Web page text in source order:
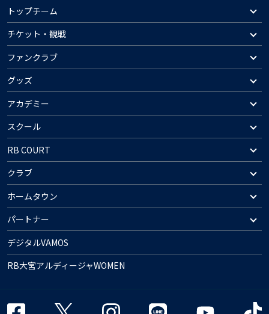
トップチーム
チケット・観戦
ファンクラブ
グッズ
アカデミー
スクール
RB COURT
クラブ
ホームタウン
パートナー
デジタルVAMOS
RB大宮アルディージャWOMEN